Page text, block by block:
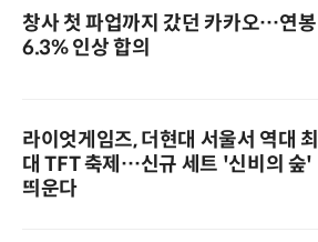
창사 첫 파업까지 갔던 카카오…연봉
6.3% 인상 합의
라이엇게임즈, 더현대 서울서 역대 최
대 TFT 축제…신규 세트 '신비의 숲'
띄운다